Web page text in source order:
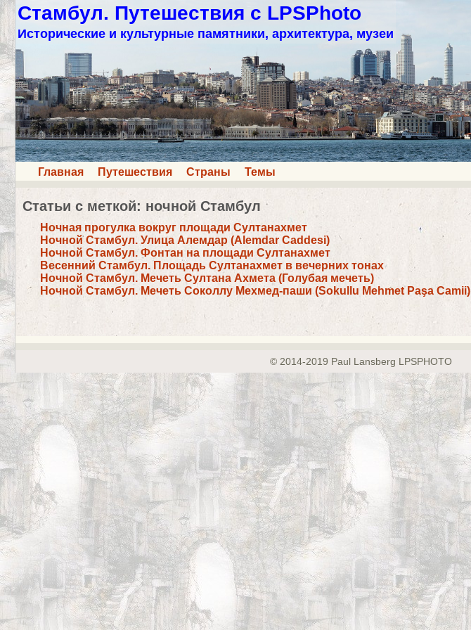
Стамбул. Путешествия с LPSPhoto
Исторические и культурные памятники, архитектура, музеи
Главная Путешествия Страны Темы
Статьи с меткой: ночной Стамбул
Ночная прогулка вокруг площади Султанахмет
Ночной Стамбул. Улица Алемдар (Alemdar Caddesi)
Ночной Стамбул. Фонтан на площади Султанахмет
Весенний Стамбул. Площадь Султанахмет в вечерних тонах
Ночной Стамбул. Мечеть Султана Ахмета (Голубая мечеть)
Ночной Стамбул. Мечеть Соколлу Мехмед-паши (Sokullu Mehmet Paşa Camii)
© 2014-2019 Paul Lansberg LPSPHOTO